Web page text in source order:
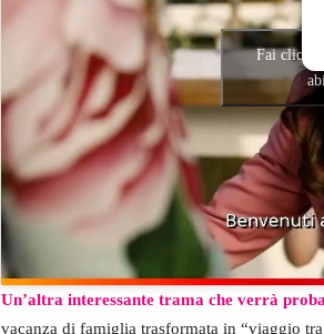
Fai clic
Un’altra interessante trama che verrà
vacanza di famiglia trasformata in “viaggio